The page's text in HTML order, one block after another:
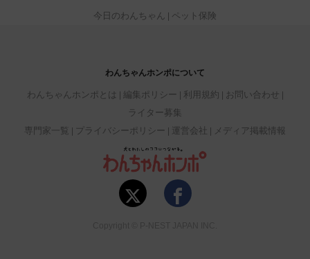
今日のわんちゃん ペット保険
わんちゃんホンポについて
わんちゃんホンポとは 編集ポリシー 利用規約
お問い合わせ
ライター募集
専門家一覧
プライバシーポリシー 運営会社 メディア掲載情報